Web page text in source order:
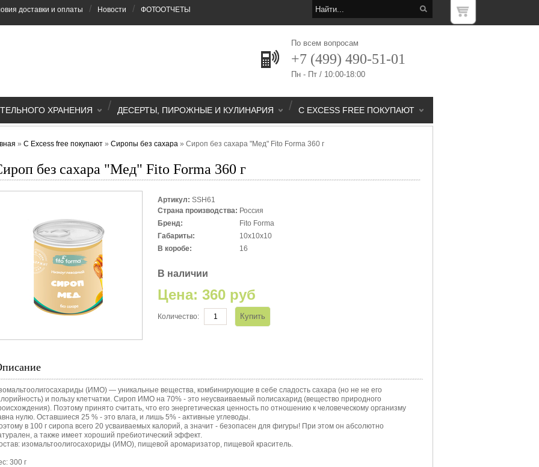
доставки и оплаты / Новости / ФОТООТЧЕТЫ
По всем вопросам
+7 (499) 490-51-01
Пн - Пт / 10:00-18:00
С EXCESS FREE ПОКУПАЮТ
/
ДЕСЕРТЫ, ПИРОЖНЫЕ И КУЛИНАРИЯ
/
ХРАНЕНИЯ
» С Excess free покупают » Сиропы без сахара » Сироп без сахара "Мед" Fito Forma 360 г
без сахара "Мед" Fito Forma 360 г
Артикул: SSH61
Страна производства: Россия
Бренд:
Fito Forma
Габариты:
10x10x10
В коробе:
16
В наличии
Цена: 360 руб
Количество:
(ИМО) — уникальные вещества, комбинирующие в себе сладость сахара (но не не его
и пользу клетчатки. Сироп ИМО на 70% - это неусваиваемый полисахарид (вещество природного
Поэтому принято считать, что его энергетическая ценность по отношению к человеческому организму
нулю. Оставшиеся 25 % - это влага, и лишь 5% - активные углеводы.
в 100 г сиропа всего 20 усваиваемых калорий, а значит - безопасен для фигуры! При этом он абсолютно
а также имеет хороший пребиотический эффект.
изомальтоолигосахориды (ИМО), пищевой аромаризатор, пищевой краситель.
300 г